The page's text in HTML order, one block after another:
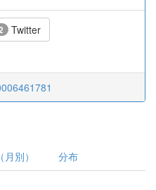
Twitter
別） 分布